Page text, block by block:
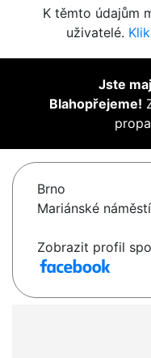
K těmto údajům
uživatelé.
Jste
Blahopřejeme!
Brno
Mariánské
Zobrazit profil